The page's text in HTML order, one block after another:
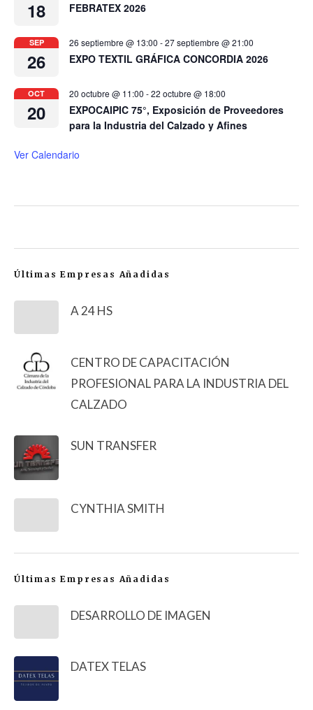
18 FEBRATEX 2026
SEP
26
26 septiembre @ 13:00 -27 septiembre @ 21:00
EXPO TEXTIL GRÁFICA CONCORDIA 2026
OCT
20
20 octubre @ 11:00 -22 octubre @ 18:00
EXPOCAIPIC 75°, Exposición de Proveedores
para la Industria del Calzado y Afines
Ver Calendario
Últimas Empresas Añadidas
A 24 HS
CENTRO DE CAPACITACIÓN
PROFESIONAL PARA LA INDUSTRIA DEL
CALZADO
SUN TRANSFER
CYNTHIA SMITH
Últimas Empresas Añadidas
DESARROLLO DE IMAGEN
DATEX TELAS